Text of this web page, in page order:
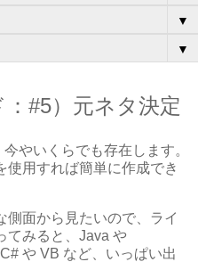
▼
▼
#5）元ネタ決定
やいくらでも存在します。
使用すれば簡単に作成でき
側面から見たいので、ライ
てみると、Java や
や VB など、いっぱい出